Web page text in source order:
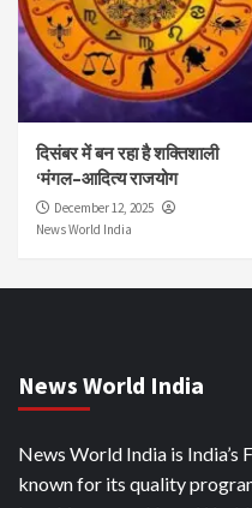
दिसंबर में बन रहा है शक्तिशाली
‘मंगल–आदित्य राजयोग
December 12, 2025
News World India
News World India
News World India is India’s
known for its quality